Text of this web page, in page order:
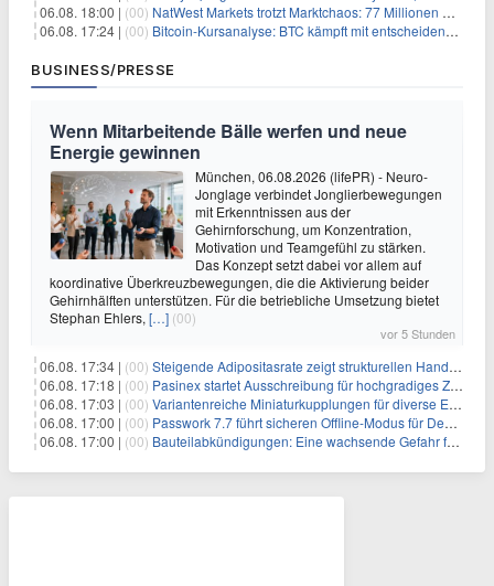
06.08. 18:00 | (00) NatWest Markets trotzt Marktchaos: 77 Millionen Pfund Gewinn im ersten Halbjahr
06.08. 17:24 | (00) Bitcoin-Kursanalyse: BTC kämpft mit entscheidender $65K-Hürde, während sich ein Liquidationscluster aufbaut
BUSINESS/PRESSE
Wenn Mitarbeitende Bälle werfen und neue
Energie gewinnen
München, 06.08.2026 (lifePR) - Neuro-
Jonglage verbindet Jonglierbewegungen
mit Erkenntnissen aus der
Gehirnforschung, um Konzentration,
Motivation und Teamgefühl zu stärken.
Das Konzept setzt dabei vor allem auf
koordinative Überkreuzbewegungen, die die Aktivierung beider
Gehirnhälften unterstützen. Für die betriebliche Umsetzung bietet
Stephan Ehlers, […] (00)
vor 5 Stunden
06.08. 17:34 | (00) Steigende Adipositasrate zeigt strukturellen Handlungsbedarf bei der Ernährung schulpflichtiger Kinder
06.08. 17:18 | (00) Pasinex startet Ausschreibung für hochgradiges Zinksulfidkonzentrat mit Germanium- und Silbergehalten und stellt ein Betriebsupdate bereit
06.08. 17:03 | (00) Variantenreiche Miniaturkupplungen für diverse Einsatzbereiche
06.08. 17:00 | (00) Passwork 7.7 führt sicheren Offline-Modus für Desktop- und Mobile-Apps ein
06.08. 17:00 | (00) Bauteilabkündigungen: Eine wachsende Gefahr für industrielle Elektroniksysteme